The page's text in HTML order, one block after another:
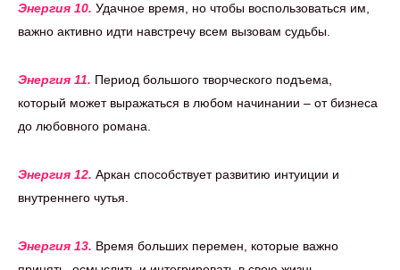
Энергия 10. Удачное время, но чтобы воспользоваться им,
важно активно идти навстречу всем вызовам судьбы.
Энергия 11. Период большого творческого подъема,
который может выражаться в любом начинании – от бизнеса
до любовного романа.
Энергия 12. Аркан способствует развитию интуиции и
внутреннего чутья.
Энергия 13. Время больших перемен, которые важно